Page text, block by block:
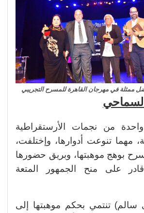
ممثلة في مهرجان القاهرة للمسرح التجريبي
من نجمات الأرستقراطية
مهما تنوعت أدوارها، وإختلفت،
بوهج موهبتها، وبريق حضورها
على منح الجمهور المتعة
سالم) تنتمي بحكم موهبتها إلى